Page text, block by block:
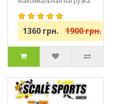
до 100 кг
1360 грн. 1900 грн.